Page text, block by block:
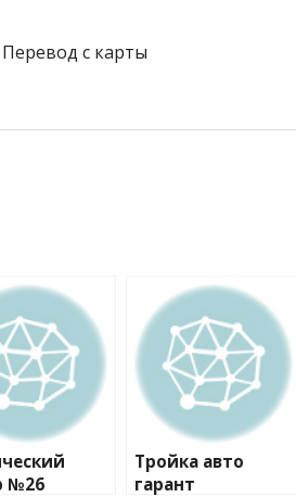
с карты
№26
Тройка авто
гарант